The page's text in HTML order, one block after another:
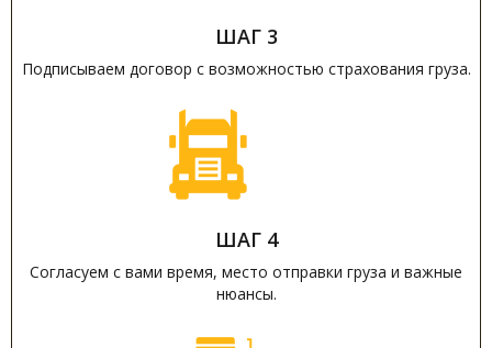
ШАГ 3
Подписываем договор с возможностью страхования груза.
ШАГ 4
Согласуем с вами время, место отправки груза и важные
нюансы.